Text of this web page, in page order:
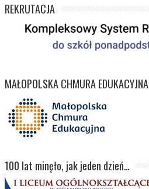
REKRUTACJA
MAŁOPOLSKA CHMURA EDUKACYJNA
100 lat minęło, jak jeden dzień…